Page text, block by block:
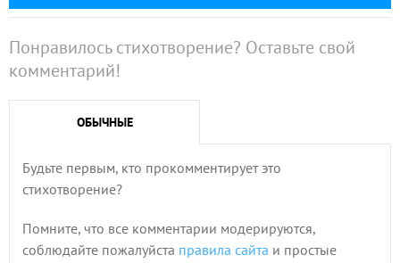
Понравилось стихотворение? Оставьте свой
комментарий!
ОБЫЧНЫЕ
Будьте первым, кто прокомментирует это
стихотворение?
Помните, что все комментарии модерируются,
соблюдайте пожалуйста правила сайта и простые